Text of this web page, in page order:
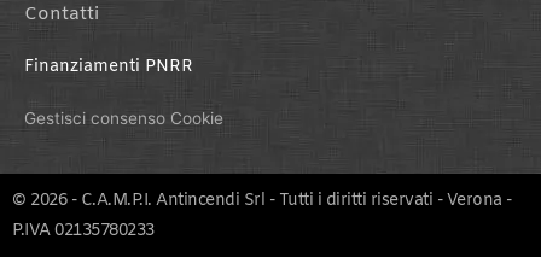
Contatti
Finanziamenti PNRR
Gestisci consenso Cookie
© 2026 - C.A.M.P.I. Antincendi Srl - Tutti i diritti riservati - Verona -
P.IVA 02135780233